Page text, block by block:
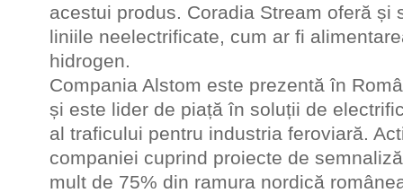
acestui produs. Coradia Stream oferă și
liniile neelectrificate, cum ar fi
hidrogen.
Compania Alstom este prezentă în
și este lider de piață în soluții de
al traficului pentru industria feroviară.
companiei cuprind proiecte de
mult de 75% din ramura nordică